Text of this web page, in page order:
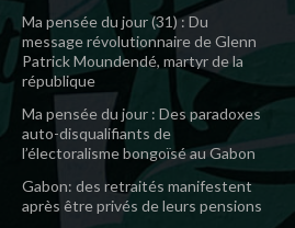
Ma pensée du jour (31) : Du
message révolutionnaire de Glenn
Patrick Moundendé, martyr de la
république
Ma pensée du jour : Des paradoxes
auto-disqualifiants de
l’électoralisme bongoïsé au Gabon
Gabon: des retraités manifestent
après être privés de leurs pensions